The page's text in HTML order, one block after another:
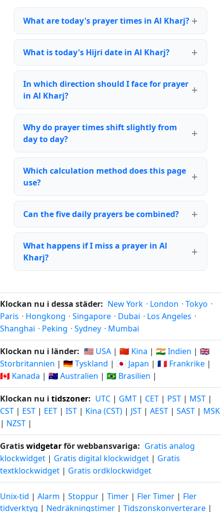
What are today's prayer times in Al Kharj?
What is today's Hijri date in Al Kharj?
In which direction should I face for prayer
in Al Kharj?
Why do prayer times shift slightly from
day to day?
Which calculation method does this page
use?
Can the five daily prayers be combined?
What happens if I miss a prayer in Al
Kharj?
Klockan nu i dessa städer: New York · London · Tokyo ·
Paris · Hongkong · Singapore · Dubai · Los Angeles ·
Shanghai · Peking · Sydney · Mumbai
Klockan nu i länder: 🇺🇸 USA | 🇨🇳 Kina | 🇮🇳 Indien | 🇬🇧
Storbritannien | 🇩🇪 Tyskland | 🇯🇵 Japan | 🇫🇷 Frankrike |
🇨🇦 Kanada | 🇦🇺 Australien | 🇧🇷 Brasilien |
Klockan nu i tidszoner: UTC | GMT | CET | PST | MST |
CST | EST | EET | IST | Kina (CST) | JST | AEST | SAST | MSK
| NZST |
Gratiswidgetarför webbansvariga: Gratis analog
klockwidget | Gratis digital klockwidget | Gratis
textklockwidget | Gratis ordklockwidget
Unix-tid | Alarm | Stoppur | Timer | Fler Timer | Fler
tidverktyg | Nedräkningstimer | Tidszonskonverterare |